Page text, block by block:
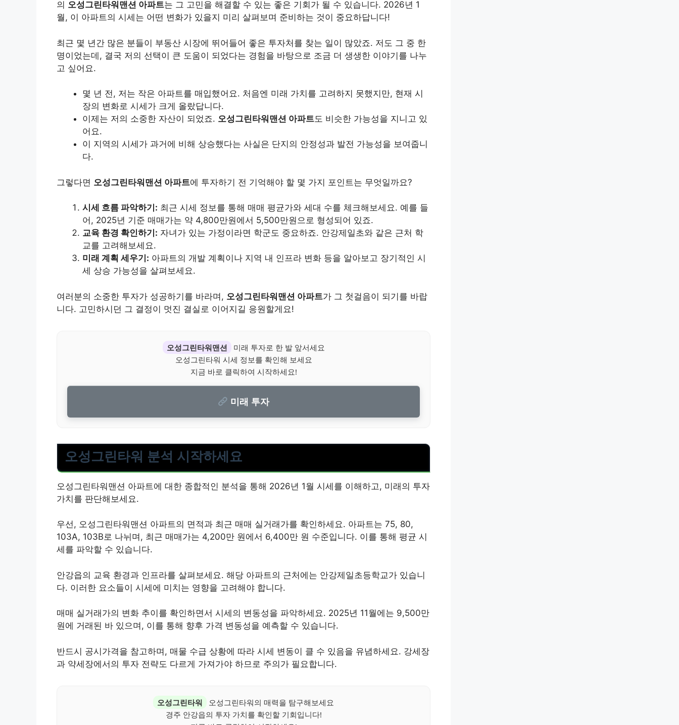
의 오성그린타워맨션 아파트는 그 고민을 해결할 수 있는 좋은 기회가 될 수 있습니다. 2026년 1
월, 이 아파트의 시세는 어떤 변화가 있을지 미리 살펴보며 준비하는 것이 중요하답니다!
최근 몇 년간 많은 분들이 부동산 시장에 뛰어들어 좋은 투자처를 찾는 일이 많았죠. 저도 그 중 한
명이었는데, 결국 저의 선택이 큰 도움이 되었다는 경험을 바탕으로 조금 더 생생한 이야기를 나누
고 싶어요.
몇 년 전, 저는 작은 아파트를 매입했어요. 처음엔 미래 가치를 고려하지 못했지만, 현재 시
장의 변화로 시세가 크게 올랐답니다.
이제는 저의 소중한 자산이 되었죠. 오성그린타워맨션 아파트도 비슷한 가능성을 지니고 있
어요.
이 지역의 시세가 과거에 비해 상승했다는 사실은 단지의 안정성과 발전 가능성을 보여줍니
다.
그렇다면 오성그린타워맨션 아파트에 투자하기 전 기억해야 할 몇 가지 포인트는 무엇일까요?
시세 흐름 파악하기: 최근 시세 정보를 통해 매매 평균가와 세대 수를 체크해보세요. 예를 들
어, 2025년 기준 매매가는 약 4,800만원에서 5,500만원으로 형성되어 있죠.
교육 환경 확인하기: 자녀가 있는 가정이라면 학군도 중요하죠. 안강제일초와 같은 근처 학
교를 고려해보세요.
미래 계획 세우기: 아파트의 개발 계획이나 지역 내 인프라 변화 등을 알아보고 장기적인 시
세 상승 가능성을 살펴보세요.
여러분의 소중한 투자가 성공하기를 바라며, 오성그린타워맨션 아파트가 그 첫걸음이 되기를 바랍
니다. 고민하시던 그 결정이 멋진 결실로 이어지길 응원할게요!
오성그린타워맨션
미래 투자로 한 발 앞서세요
오성그린타워 시세 정보를 확인해 보세요
지금 바로 클릭하여 시작하세요!
미래 투자
오성그린타워 분석 시작하세요
오성그린타워맨션 아파트에 대한 종합적인 분석을 통해 2026년 1월 시세를 이해하고, 미래의 투자
가치를 판단해보세요.
우선, 오성그린타워맨션 아파트의 면적과 최근 매매 실거래가를 확인하세요. 아파트는 75, 80,
103A, 103B로 나뉘며, 최근 매매가는 4,200만 원에서 6,400만 원 수준입니다. 이를 통해 평균 시
세를 파악할 수 있습니다.
안강읍의 교육 환경과 인프라를 살펴보세요. 해당 아파트의 근처에는 안강제일초등학교가 있습니
다. 이러한 요소들이 시세에 미치는 영향을 고려해야 합니다.
매매 실거래가의 변화 추이를 확인하면서 시세의 변동성을 파악하세요. 2025년 11월에는 9,500만
원에 거래된 바 있으며, 이를 통해 향후 가격 변동성을 예측할 수 있습니다.
반드시 공시가격을 참고하며, 매물 수급 상황에 따라 시세 변동이 클 수 있음을 유념하세요. 강세장
과 약세장에서의 투자 전략도 다르게 가져가야 하므로 주의가 필요합니다.
오성그린타워
오성그린타워의 매력을 탐구해보세요
경주 안강읍의 투자 가치를 확인할 기회입니다!